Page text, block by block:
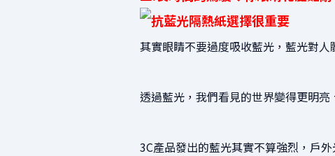
其實眼睛不要過度吸收藍光，藍光對人
透過藍光，我們看見的世界變得更明
3C產品發出的藍光其實不算強烈，戶外